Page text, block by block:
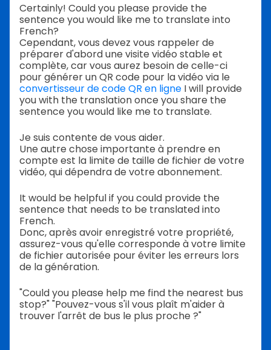
Certainly! Could you please provide the
sentence you would like me to translate into
French?
Cependant, vous devez vous rappeler de
préparer d'abord une visite vidéo stable et
complète, car vous aurez besoin de celle-ci
pour générer un QR code pour la vidéo via le
convertisseur de code QR en ligne I will provide
you with the translation once you share the
sentence you would like me to translate.
Je suis contente de vous aider.
Une autre chose importante à prendre en
compte est la limite de taille de fichier de votre
vidéo, qui dépendra de votre abonnement.
It would be helpful if you could provide the
sentence that needs to be translated into
French.
Donc, après avoir enregistré votre propriété,
assurez-vous qu'elle corresponde à votre limite
de fichier autorisée pour éviter les erreurs lors
de la génération.
"Could you please help me find the nearest bus
stop?" "Pouvez-vous s'il vous plaît m'aider à
trouver l'arrêt de bus le plus proche ?"